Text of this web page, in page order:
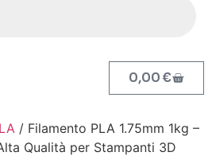
0,00€
/ Filamento PLA 1.75mm 1kg –
Qualità per Stampanti 3D